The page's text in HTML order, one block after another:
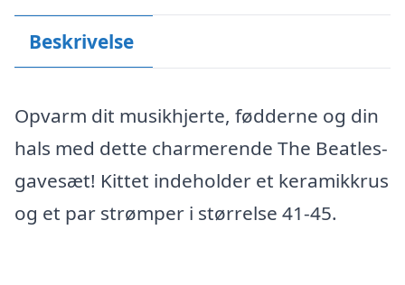
Beskrivelse
Opvarm dit musikhjerte, fødderne og din
hals med dette charmerende The Beatles-
gavesæt! Kittet indeholder et keramikkrus
og et par strømper i størrelse 41-45.